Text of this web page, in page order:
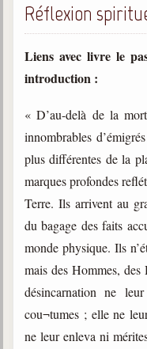
Réflexion
Liens avec livre le
introduction :
« D’au-delà de la
innombrables
plus différentes de la
marques profondes
Terre. Ils arrivent au
du bagage des faits
monde physique. Ils
mais des Hommes, des
désincarnation ne
cou¬tumes ; elle ne
ne leur enleva ni